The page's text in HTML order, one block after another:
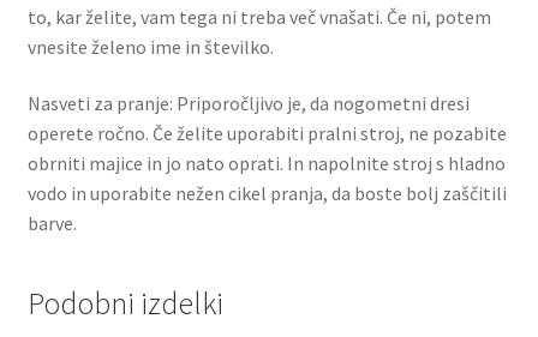
to, kar želite, vam tega ni treba več vnašati. Če ni, potem
vnesite želeno ime in številko.
Nasveti za pranje: Priporočljivo je, da nogometni dresi
operete ročno. Če želite uporabiti pralni stroj, ne pozabite
obrniti majice in jo nato oprati. In napolnite stroj s hladno
vodo in uporabite nežen cikel pranja, da boste bolj zaščitili
barve.
Podobni izdelki